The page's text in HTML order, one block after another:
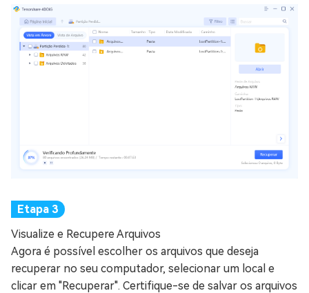
Visualize e Recupere Arquivos
Agora é possível escolher os arquivos que deseja
recuperar no seu computador, selecionar um local e
clicar em "Recuperar". Certifique-se de salvar os arquivos